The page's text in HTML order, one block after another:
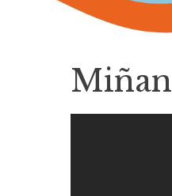
Miñan